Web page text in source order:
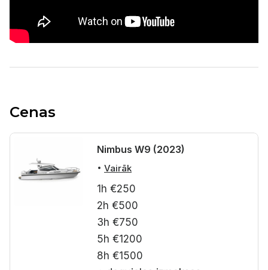
Cenas
Nimbus W9 (2023)
Vairāk
1h €250
2h €500
3h €750
5h €1200
8h €1500